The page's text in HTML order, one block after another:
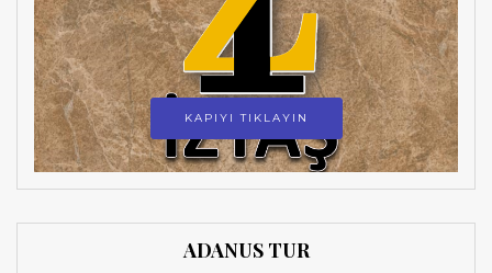
KAPIYI TIKLAYIN
ADANUS TUR